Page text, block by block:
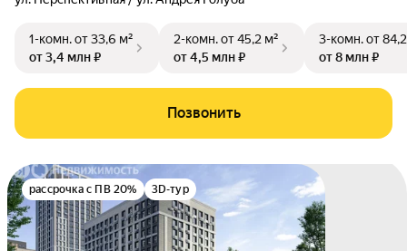
1-комн.от 33,6 м²
от 3,4 млн ₽
2-комн.от 45,2 м²
от 4,5 млн ₽
3-комн.от
от 8 млн ₽
Позвонить
рассрочка с ПВ 20% 3D-тур